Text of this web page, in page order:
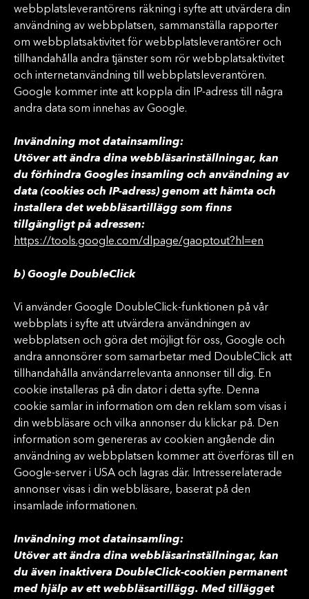
webbplatsleverantörens räkning i syfte att utvärdera din
användning av webbplatsen, sammanställa rapporter
om webbplatsaktivitet för webbplatsleverantörer och
tillhandahålla andra tjänster som rör webbplatsaktivitet
och internetanvändning till webbplatsleverantören.
Google kommer inte att koppla din IP-adress till några
andra data som innehas av Google.
Invändning mot datainsamling:
Utöver att ändra dina webbläsarinställningar, kan
du förhindra Googles insamling och användning av
data (cookies och IP-adress) genom att hämta och
installera det webbläsartillägg som finns
tillgängligt på adressen:
https://tools.google.com/dlpage/gaoptout?hl=en
b) Google DoubleClick
Vi använder Google DoubleClick-funktionen på vår
webbplats i syfte att utvärdera användningen av
webbplatsen och göra det möjligt för oss, Google och
andra annonsörer som samarbetar med DoubleClick att
tillhandahålla användarrelevanta annonser till dig. En
cookie installeras på din dator i detta syfte. Denna
cookie samlar in information om den reklam som visas i
din webbläsare och vilka annonser du klickar på. Den
information som genereras av cookien angående din
användning av webbplatsen kommer att överföras till en
Google-server i USA och lagras där. Intresserelaterade
annonser visas i din webbläsare, baserat på den
insamlade informationen.
Invändning mot datainsamling:
Utöver att ändra dina webbläsarinställningar, kan
du även inaktivera DoubleClick-cookien permanent
med hjälp av ett webbläsartillägg. Med tillägget